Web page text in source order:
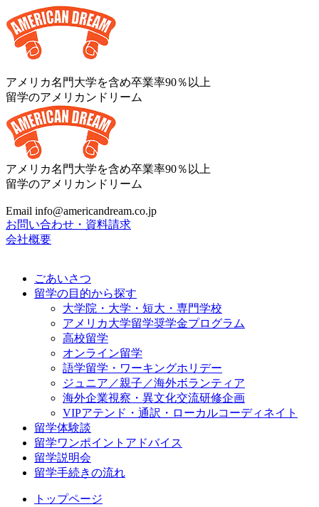
アメリカ名門大学を含め卒業率90％以上
留学のアメリカンドリーム
アメリカ名門大学を含め卒業率90％以上
留学のアメリカンドリーム
Email info@americandream.co.jp
お問い合わせ・資料請求
会社概要
ごあいさつ
留学の目的から探す
大学院・大学・短大・専門学校
アメリカ大学留学奨学金プログラム
高校留学
オンライン留学
語学留学・ワーキングホリデー
ジュニア／親子／海外ボランティア
海外企業視察・異文化交流研修企画
VIPアテンド・通訳・ローカルコーディネイト
留学体験談
留学ワンポイントアドバイス
留学説明会
留学手続きの流れ
トップページ